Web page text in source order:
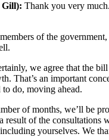
Thank you very
of the
we agree that the
That’s an important
do, moving ahead.
of months, we’ll be
result of the consultations
yourselves. We